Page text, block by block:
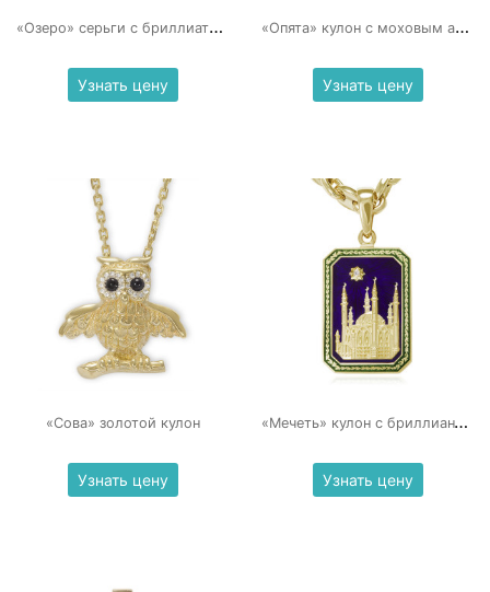
«
Озеро» серьги с бриллиатами
Узнать цену
«
Опята» кулон с моховым агатом
Узнать цену
«Сова» золотой кулон
Узнать цену
«
Мечеть» кулон с бриллиантом и эмалью
Узнать цену